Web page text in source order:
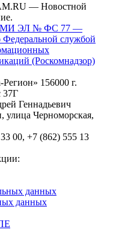
— Новостной
СМИ ЭЛ № ФС 77 —
Федеральной службой
(Роскомнадзор)
156000 г.
37Г
Геннадьевич
улица Черноморская,
00, +7 (862) 555 13
данных
данных